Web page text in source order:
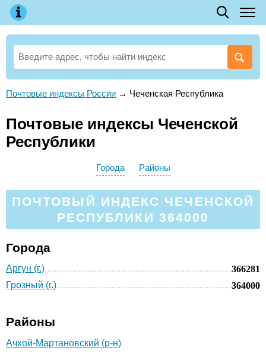
Почтовые индексы России → Чеченская Республика
Почтовые индексы Чеченской
Республики
Города Районы
ПОЧТОВЫЙ ИНДЕКС ЧЕЧЕНСКОЙ
РЕСПУБЛИКИ 364000
Города
Аргун (г.)
366281
Грозный (г.)
364000
Районы
Ачхой-Мартановский (р-н)